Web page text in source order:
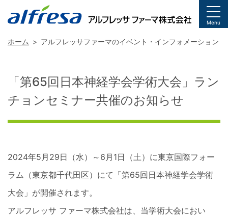
Menu
ホーム アルフレッサファーマのイベント・インフォメーション
「第65回日本神経学会学術大会」ラン
チョンセミナー共催のお知らせ
2024年5月29日（水）～6月1日（土）に東京国際フォー
ラム（東京都千代田区）にて「第65回日本神経学会学術
大会」が開催されます。
アルフレッサ ファーマ株式会社は、当学術大会におい